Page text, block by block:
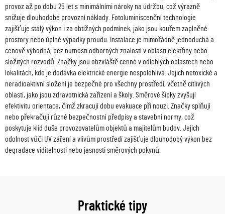
provoz až po dobu 25 let s minimálními nároky na údržbu, což výrazně
snižuje dlouhodobé provozní náklady. Fotoluminiscenční technologie
zajišťuje stálý výkon i za obtížných podmínek, jako jsou kouřem zaplněné
prostory nebo úplné výpadky proudu. Instalace je mimořádně jednoduchá a
cenově výhodná, bez nutnosti odborných znalostí v oblasti elektřiny nebo
složitých rozvodů. Značky jsou obzvláště cenné v odlehlých oblastech nebo
lokalitách, kde je dodávka elektrické energie nespolehlivá. Jejich netoxické a
neradioaktivní složení je bezpečné pro všechny prostředí, včetně citlivých
oblastí, jako jsou zdravotnická zařízení a školy. Směrové šipky zvyšují
efektivitu orientace, čímž zkracují dobu evakuace při nouzi. Značky splňují
nebo překračují různé bezpečnostní předpisy a stavební normy, což
poskytuje klid duše provozovatelům objektů a majitelům budov. Jejich
odolnost vůči UV záření a vlivům prostředí zajišťuje dlouhodobý výkon bez
degradace viditelnosti nebo jasnosti směrových pokynů.
Praktické tipy